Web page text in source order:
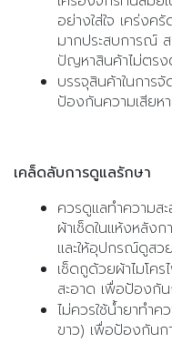
อย่างใส่ใจ เคร่งค
มากประสบการณ์
ปัญหาสินค้าไม่ตรง
บรรจุสินค้าในการ
ป้องกันความเสียห
เคล็ดลับการดูแลรักษา
ควรดูแลทำความส
ผ้าเช็ดในแห้งหลัง
และให้อุปกรณ์ดูสว
เช็ดถูด้วยผ้าไมโค
สะอาด เพื่อป้องกั
ไม่ควรใช้น้ำยาทำ
ขาว) เพื่อป้องกัน